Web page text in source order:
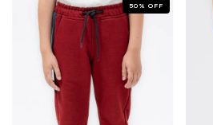
50 % OFF